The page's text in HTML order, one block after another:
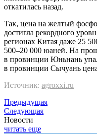
откатилась назад.
Так, цена на желтый
достигла рекордного
регионах Китая даже 25
500–20 000 юаней. На
в провинции Юньнань
в провинции Сычуань
Источник: agroxxi.ru
Предыдущая
Следующая
Новости
читать еще